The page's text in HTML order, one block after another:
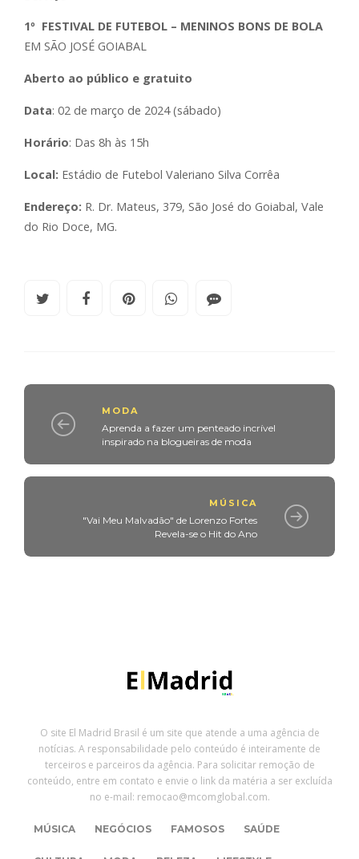
1º FESTIVAL DE FUTEBOL – MENINOS BONS DE BOLA
EM SÃO JOSÉ GOIABAL
Aberto ao público e gratuito
Data: 02 de março de 2024 (sábado)
Horário: Das 8h às 15h
Local: Estádio de Futebol Valeriano Silva Corrêa
Endereço: R. Dr. Mateus, 379, São José do Goiabal, Vale
do Rio Doce, MG.
MODA
Aprenda a fazer um penteado incrível
inspirado na blogueiras de moda
MÚSICA
"Vai Meu Malvadão" de Lorenzo Fortes
Revela-se o Hit do Ano
O site El Madrid Brasil é um site que atende a uma agência de
notícias. A responsabilidade pelo conteúdo é inteiramente de
terceiros e parceiros da agência. Para solicitar remoção de
conteúdo, entre em contato e envie o link da matéria a ser excluída
no e-mail: remocao@mcomglobal.com.
MÚSICA NEGÓCIOS FAMOSOS SAÚDE